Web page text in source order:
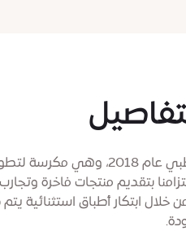
تأسست شركتنا في أبوظبي عام 2018،
بتقديم منتجات فاخرة
خلال ابتكار أطباق استثنائية